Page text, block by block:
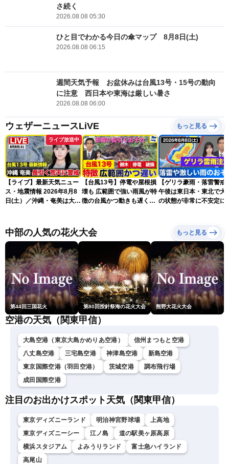
さ続く
2026.08.08 05:30
ひと目でわかる今日の傘マップ 8月8日(土)
2026.08.08 06:15
週間天気予報 お盆休みは台風13号・15号の動向
に注意 西日本や東海は厳しい暑さ
2026.08.08 06:00
ウェザーニュースLiVE もっと見る
ライブ放送中
【ライブ】最新天気ニュー
ス・地震情報 2026年8月8
日(土）／沖縄・奄美は大荒
ュースLiVEコーヒータイ
ム・青原桃香／山口剛央〉
【台風13号】停電や屋根損
壊も 広範囲で強い雨風が特
徴の台風かつ動きも遅く影
【ゲリラ豪雨・落雷警戒
午後は東日本・東北で大
の状態が非常に不安定に
中部の人気の花火大会 もっと見る
第44回三国花火 第80回按針祭海の花火大会 熊野大花火大会
空港の天気（関東甲信）
大島空港（東京大島かめりあ空港）
信州まつもと空港
八丈島空港
三宅島空港 神津島空港
新島空港
東京国際空港（羽田空港）
茨城空港
調布飛行場
成田国際空港
注目のお出かけスポット天気（関東甲信）
東京ディズニーランド 明治神宮野球場
上高地
東京ディズニーシー
江ノ島
道の駅美ヶ原高原
横浜スタジアム
よみうりランド
富士急ハイランド
高尾山